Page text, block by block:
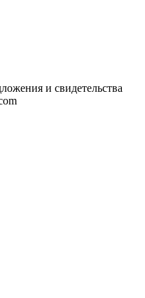
и свидетельства